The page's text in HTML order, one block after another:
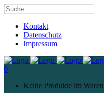
Kontakt
Datenschutz
Impressum
0
Keine Produkte im